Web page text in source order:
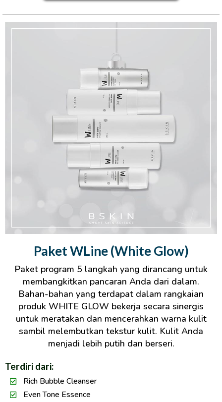
Paket WLine (White Glow)
Paket program 5 langkah yang dirancang untuk
membangkitkan pancaran Anda dari dalam.
Bahan-bahan yang terdapat dalam rangkaian
produk WHITE GLOW bekerja secara sinergis
untuk meratakan dan mencerahkan warna kulit
sambil melembutkan tekstur kulit. Kulit Anda
menjadi lebih putih dan berseri.
Terdiri dari:
Rich Bubble Cleanser
Even Tone Essence